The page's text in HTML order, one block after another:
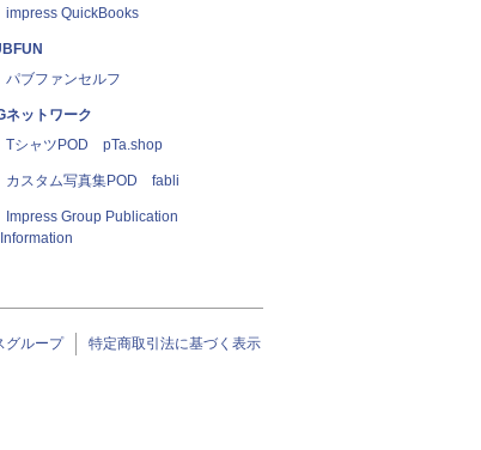
impress QuickBooks
パブファンセルフ
ネットワーク
TシャツPOD pTa.shop
カスタム写真集POD fabli
Impress Group Publication
Information
グループ 特定商取引法に基づく表示